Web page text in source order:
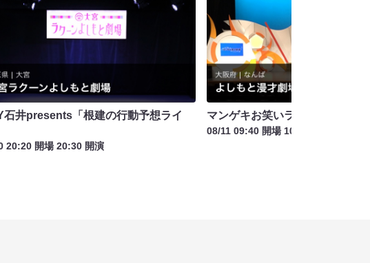
石井presents「根建の行動予想ライ
20:20 開場 20:30 開演
マンゲキお笑いライブお盆SP
08/11 09:40 開場 10:00 開演